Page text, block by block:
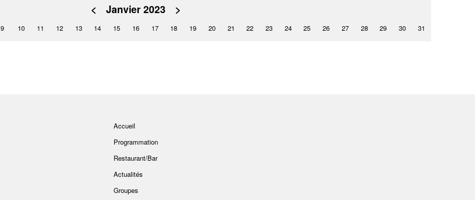
< Janvier 2023 >
9 10 11 12 13 14 15 16 17 18 19 20 21 22 23 24 25 26 27 28 29 30 31
Accueil
Programmation
Restaurant/Bar
Actualités
Groupes